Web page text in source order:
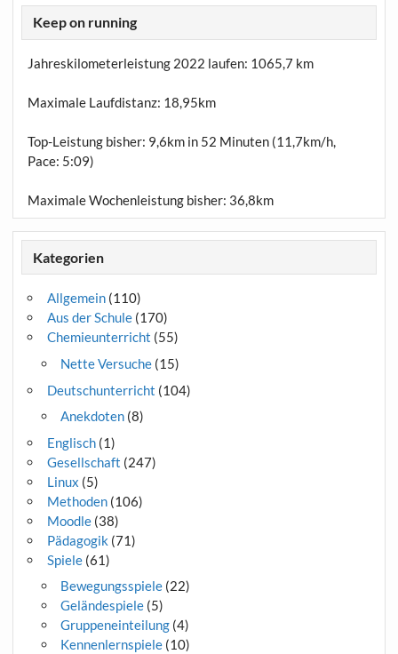
Keep on running
Jahreskilometerleistung 2022 laufen: 1065,7 km
Maximale Laufdistanz: 18,95km
Top-Leistung bisher: 9,6km in 52 Minuten (11,7km/h,
Pace: 5:09)
Maximale Wochenleistung bisher: 36,8km
Kategorien
Allgemein(110)
Aus der Schule(170)
Chemieunterricht (55)
Nette Versuche(15)
Deutschunterricht (104)
Anekdoten(8)
Englisch(1)
Gesellschaft (247)
Linux (5)
Methoden(106)
Moodle(38)
Pädagogik (71)
Spiele(61)
Bewegungsspiele(22)
Geländespiele(5)
Gruppeneinteilung(4)
Kennenlernspiele(10)